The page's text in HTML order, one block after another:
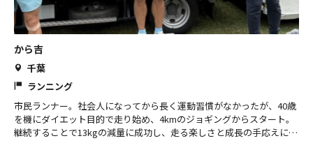
から吉
千葉
ランニング
市民ランナー。社会人になってから長く運動習慣がなかったが、40歳
を機にダイエット目的で走り始め、4kmのジョギングからスタート。
継続することで13kgの減量に成功し、走る楽しさと成長の手応えに魅